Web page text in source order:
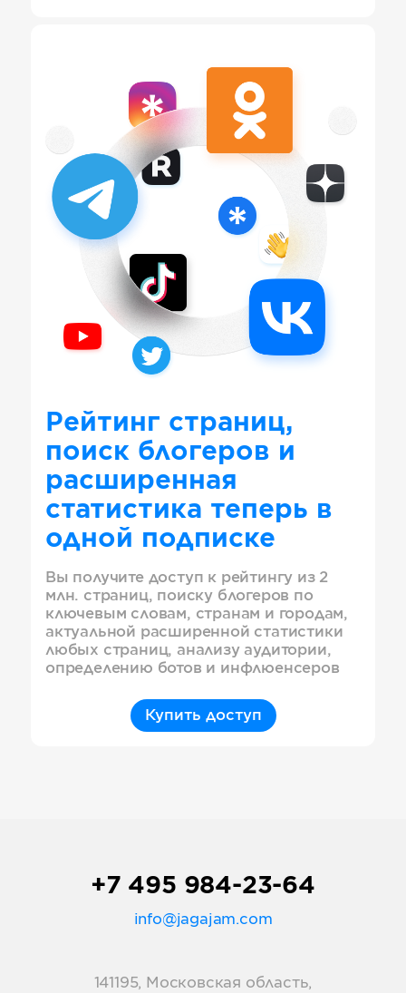
Рейтинг страниц,
поиск блогеров и
расширенная
статистика теперь в
одной подписке
Вы получите доступ к рейтингу из 2
млн. страниц, поиску блогеров по
ключевым словам, странам и городам,
актуальной расширенной статистики
любых страниц, анализу аудитории,
определению ботов и инфлюенсеров
Купить доступ
+7 495 984-23-64
info@jagajam.com
141195, Московская область,